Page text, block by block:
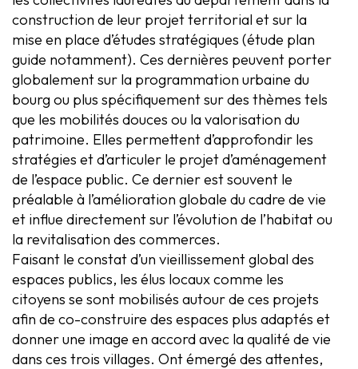
construction de leur projet territorial et sur la
mise en place d’études stratégiques (étude plan
guide notamment). Ces dernières peuvent porter
globalement sur la programmation urbaine du
bourg ou plus spécifiquement sur des thèmes tels
que les mobilités douces ou la valorisation du
patrimoine. Elles permettent d’approfondir les
stratégies et d’articuler le projet d’aménagement
de l’espace public. Ce dernier est souvent le
préalable à l’amélioration globale du cadre de vie
et influe directement sur l’évolution de l’habitat ou
la revitalisation des commerces.
Faisant le constat d’un vieillissement global des
espaces publics, les élus locaux comme les
citoyens se sont mobilisés autour de ces projets
afin de co-construire des espaces plus adaptés et
donner une image en accord avec la qualité de vie
dans ces trois villages. Ont émergé des attentes,